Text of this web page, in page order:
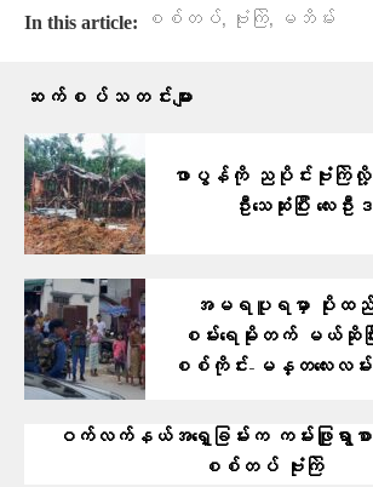
In this article: စစ်တပ်, ဗုံးကြဲ, မဘိမ်း
ဆက်စပ်သတင်းများ
ဖာပွန်ကို ညပိုင်းဗုံးကြဲ
ဦးသေဆုံးပြီး လေး
အမရပူရမှာ ပိုး
စမ်းရေမိုးတက် မယ်ဆို
စစ်ကိုင်း-မန္တလေးလ
ဝက်လက်နယ်အရှေ့ခြမ်းက ကမ်းဖြူရွာစာ
စစ်တပ် ဗုံးကြဲ